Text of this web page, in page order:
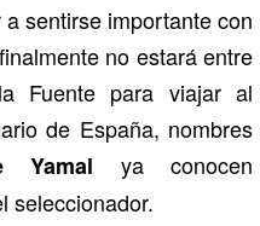
sentirse importante con
no estará entre
Fuente para viajar al
de España, nombres
Yamal ya conocen
seleccionador.